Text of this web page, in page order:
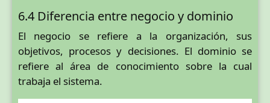
6.4 Diferencia entre negocio y dominio
El negocio se refiere a la organización, sus
objetivos, procesos y decisiones. El dominio se
refiere al área de conocimiento sobre la cual
trabaja el sistema.